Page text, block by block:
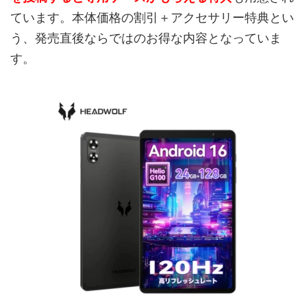
ています。本体価格の割引＋アクセサリー特典とい
う、発売直後ならではのお得な内容となっていま
す。